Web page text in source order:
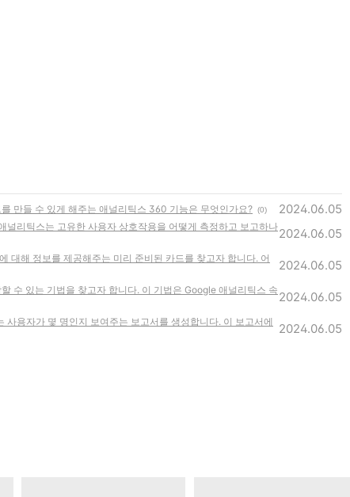
만들 수 있게 해주는 애널리틱스 360 기능은 무엇인가요? (0) 2024.06.05
리틱스는 고유한 사용자 상호작용을 어떻게 측정하고 보고하나2024.06.05
대해 정보를 제공해주는 미리 준비된 카드를 찾고자 합니다. 어
2024.06.05
수 있는 기법을 찾고자 합니다. 이 기법은 Google 애널리틱스 속 2024.06.05
용자가 몇 명인지 보여주는 보고서를 생성합니다. 이 보고서에 2024.06.05